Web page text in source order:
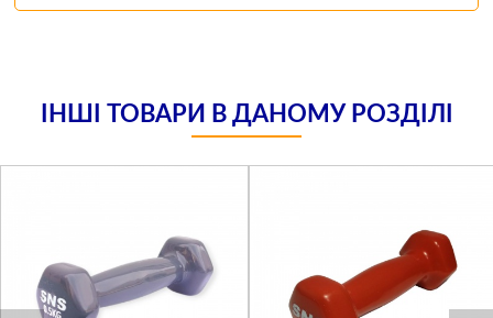
ІНШІ ТОВАРИ В ДАНОМУ РОЗДІЛІ